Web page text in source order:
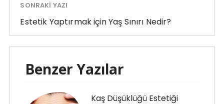
SONRAKI YAZI
Estetik Yaptırmak için Yaş Sınırı Nedir?
Benzer Yazılar
Kaş Düşüklüğü Estetiği